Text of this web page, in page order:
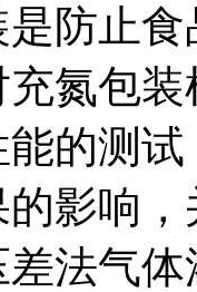
是防止
氮包
的测
影响
法气